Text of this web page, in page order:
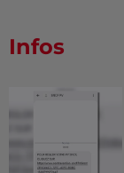
Infos